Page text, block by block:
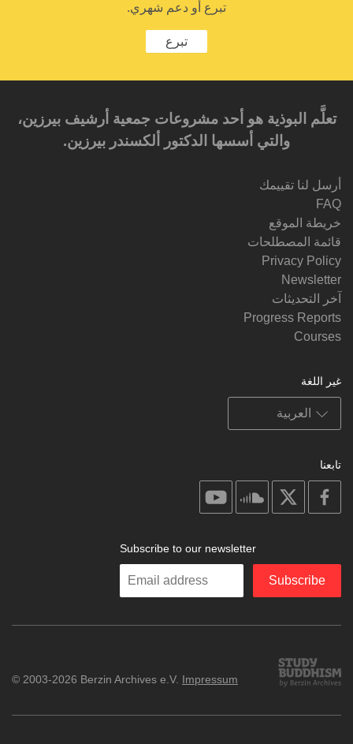
تبرع أو دعم شهري.
تبرع
تعلَّم البوذية هو أحد مشروعات جمعية أرشيف بيرزين،
والتي أسسها الدكتور ألكسندر بيرزين.‎‎
أرسل لنا تقييمك
FAQ
خريطة الموقع
قائمة المصطلحات
Privacy Policy
Newsletter
آخر التحديثات
Progress Reports
Courses
غير اللغة
تابعنا
facebook
soundcloud
Subscribe to our newsletter
Enter
Subscribe
Study
Buddhism
© 2003-2026 Berzin Archives e.V. Impressum